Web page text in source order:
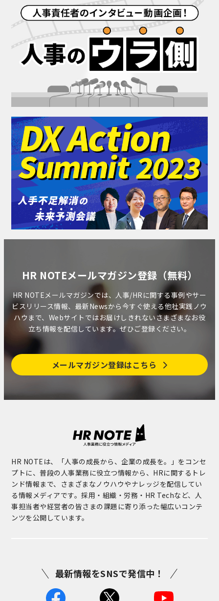
HR NOTEメールマガジン登録（無料）
HR NOTEメールマガジンでは、人事/HRに関する事例やサー
ビスリリース情報、最新Newsから今すぐ使える他社実践ノウ
ハウまで、Webサイトではお届けしきれないさまざまなお役
立ち情報を配信しています。ぜひご登録ください。
メールマガジン登録はこちら
HR NOTEは、「人事の成長から、企業の成長を。」をコンセ
プトに、普段の人事業務に役立つ情報から、HRに関するトレ
ンド情報まで、さまざまなノウハウやナレッジを配信してい
る情報メディアです。採用・組織・労務・HR Techなど、人
事担当者や経営者の皆さまの課題に寄り添った幅広いコンテ
ンツを公開しています。
最新情報をSNSで発信中！